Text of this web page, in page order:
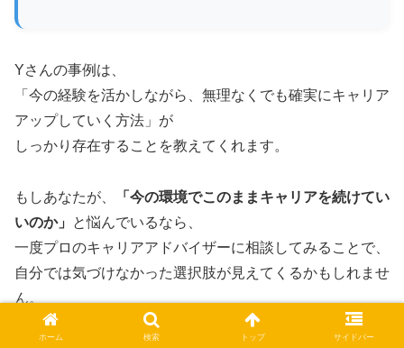
Yさんの事例は、
「今の経験を活かしながら、無理なくでも確実にキャリア
アップしていく方法」が
しっかり存在することを教えてくれます。
もしあなたが、
「今の環境でこのままキャリアを続けてい
いのか」
と悩んでいるなら、
一度プロのキャリアアドバイザーに相談してみることで、
自分では気づけなかった選択肢が見えてくるかもしれませ
ん。
ホーム 検索 トップ サイドバー